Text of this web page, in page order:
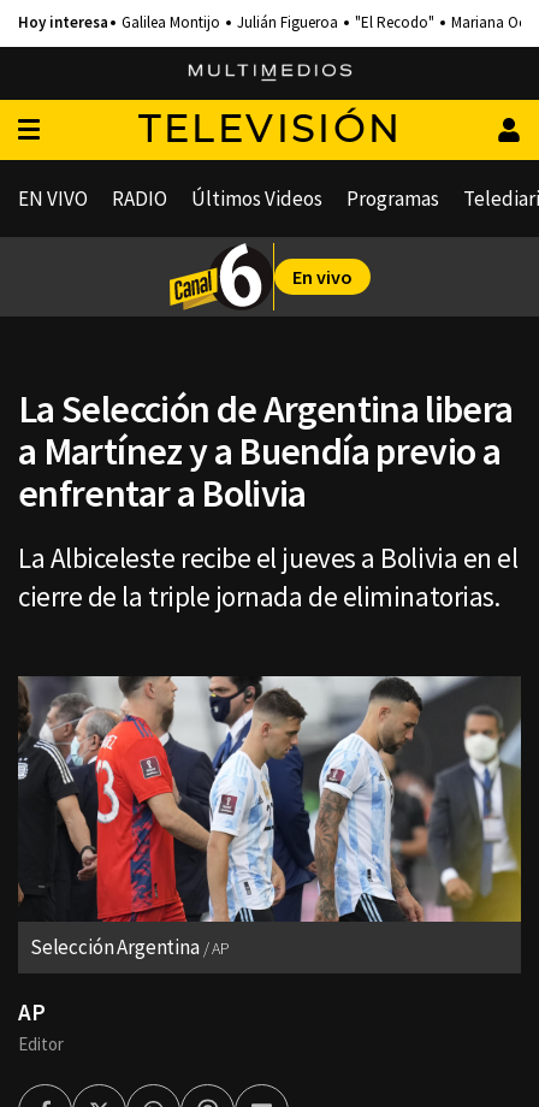
Galilea Montijo Julián Figueroa "El Recodo" Mariana
TELEVISIÓN
EN VIVO RADIO Últimos Videos Programas
En vivo
La Selección de Argentina libera
a Martínez y a Buendía previo a
enfrentar a Bolivia
La Albiceleste recibe el jueves a Bolivia en el
cierre de la triple jornada de eliminatorias.
Selección Argentina AP
AP
Editor